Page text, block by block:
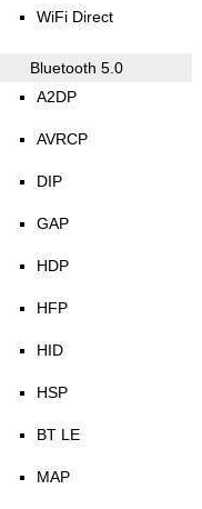
WiFi Direct
Bluetooth 5.0
A2DP
AVRCP
DIP
GAP
HDP
HFP
HID
HSP
BT LE
MAP